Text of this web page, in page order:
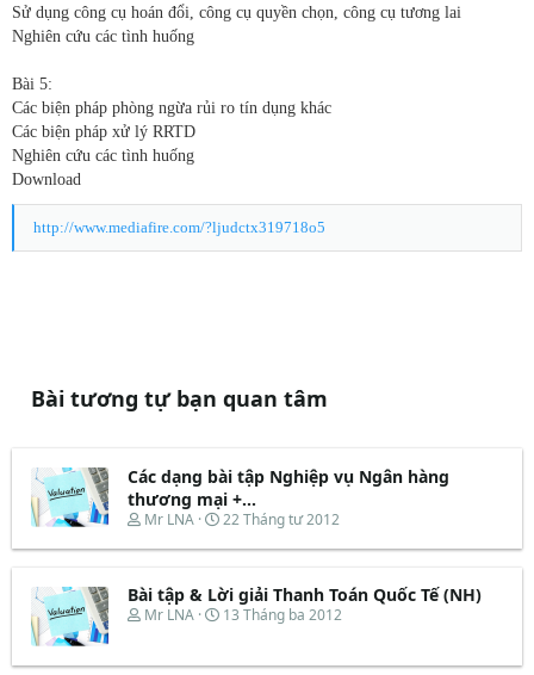
Sử dụng công cụ hoán đổi, công cụ quyền chọn, công cụ tương lai
Nghiên cứu các tình huống
Bài 5:
Các biện pháp phòng ngừa rủi ro tín dụng khác
Các biện pháp xử lý RRTD
Nghiên cứu các tình huống
Download
http://www.mediafire.com/?ljudctx319718o5
Bài tương tự bạn quan tâm
Các dạng bài tập Nghiệp vụ Ngân hàng
thương mại +...
T
r
a
d
a
Mr LNA
N
à
b
ắ
ầ
22 Tháng tư 2012
Bài tập & Lời giải Thanh Toán Quốc Tế (NH)
T
Mr LNA
N13 Tháng ba 2012